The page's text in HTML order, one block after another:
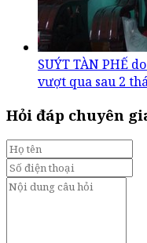
SUÝT TÀN PHẾ
vượt qua sau 2
Hỏi đáp chuyên